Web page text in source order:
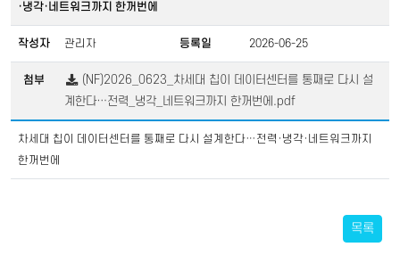
·냉각·네트워크까지 한꺼번에
작성자 관리자 등록일 2026-06-25
첨부
(NF)2026_0623_차세대 칩이 데이터센터를 통째로 다시 설
계한다…전력_냉각_네트워크까지 한꺼번에.pdf
차세대 칩이 데이터센터를 통째로 다시 설계한다…전력·냉각·네트워크까지
한꺼번에
목록